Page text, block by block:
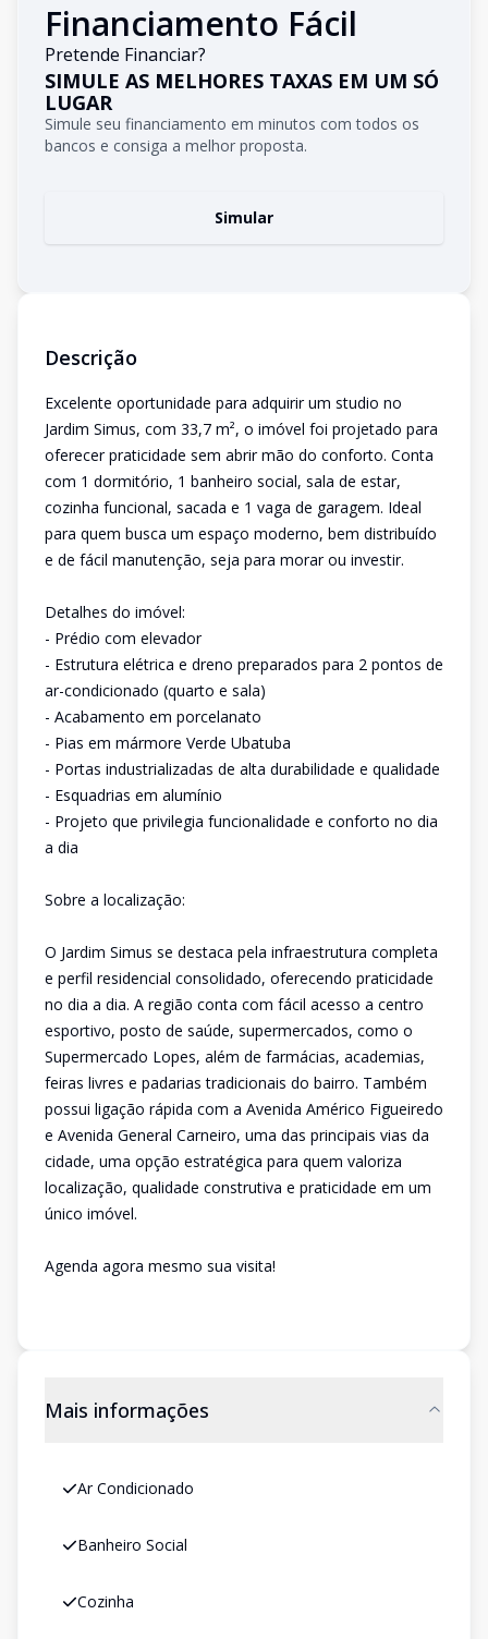
Financiamento Fácil
Pretende Financiar?
SIMULE AS MELHORES TAXAS EM UM SÓ
LUGAR
Simule seu financiamento em minutos com todos os
bancos e consiga a melhor proposta.
Simular
Descrição
Excelente oportunidade para adquirir um studio no
Jardim Simus, com 33,7 m², o imóvel foi projetado para
oferecer praticidade sem abrir mão do conforto. Conta
com 1 dormitório, 1 banheiro social, sala de estar,
cozinha funcional, sacada e 1 vaga de garagem. Ideal
para quem busca um espaço moderno, bem distribuído
e de fácil manutenção, seja para morar ou investir.
Detalhes do imóvel:
- Prédio com elevador
- Estrutura elétrica e dreno preparados para 2 pontos de
ar-condicionado (quarto e sala)
- Acabamento em porcelanato
- Pias em mármore Verde Ubatuba
- Portas industrializadas de alta durabilidade e qualidade
- Esquadrias em alumínio
- Projeto que privilegia funcionalidade e conforto no dia
a dia
Sobre a localização:
O Jardim Simus se destaca pela infraestrutura completa
e perfil residencial consolidado, oferecendo praticidade
no dia a dia. A região conta com fácil acesso a centro
esportivo, posto de saúde, supermercados, como o
Supermercado Lopes, além de farmácias, academias,
feiras livres e padarias tradicionais do bairro. Também
possui ligação rápida com a Avenida Américo Figueiredo
e Avenida General Carneiro, uma das principais vias da
cidade, uma opção estratégica para quem valoriza
localização, qualidade construtiva e praticidade em um
único imóvel.
Agenda agora mesmo sua visita!
Mais informações
Ar Condicionado
Banheiro Social
Cozinha